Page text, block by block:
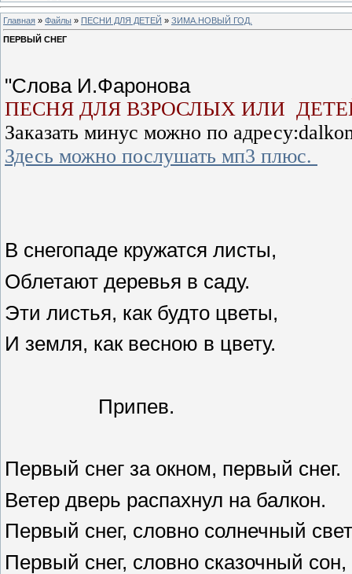
Главная » Файлы » ПЕСНИ ДЛЯ ДЕТЕЙ » ЗИМА.НОВЫЙ ГОД.
ПЕРВЫЙ СНЕГ
"Слова И.Фаронова
ПЕСНЯ ДЛЯ ВЗРОСЛЫХ ИЛИ
Заказать минус можно по
Здесь можно послушать мп3 плюс.
В снегопаде кружатся листы,
Облетают деревья в саду.
Эти листья, как будто цветы,
И земля, как весною в цвету.
Припев.
Первый снег за окном, первый снег.
Ветер дверь распахнул на балкон.
Первый снег, словно солнечный
Первый снег, словно сказочный сон,